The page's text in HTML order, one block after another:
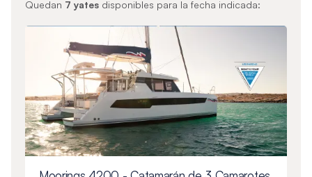
Quedan 7 yatesdisponibles para la fecha indicada: